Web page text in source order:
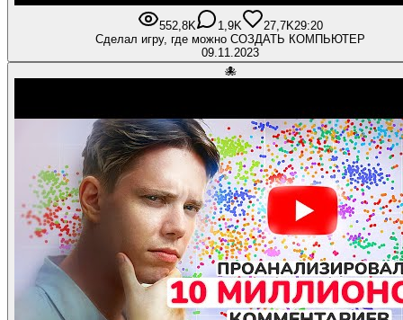
552,8K 1,9K 27,7K29:20
Сделал игру, где можно СОЗДАТЬ КОМПЬЮТЕР
09.11.2023
🐙